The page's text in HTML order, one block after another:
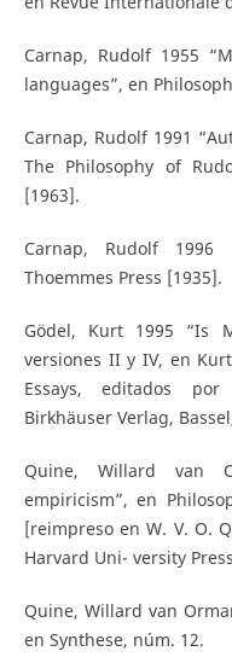
Carnap, Rudolf 1955
languages”, en
Carnap, Rudolf 1991
The Philosophy of
[1963].
Carnap, Rudolf 1996
Thoemmes Press [1935].
Gödel, Kurt 1995 “Is
versiones II y IV, en
Essays, editados por
Birkhäuser Verlag,
Quine, Willard van
empiricism”, en
[reimpreso en W. V. O.
Harvard Uni- versity
Quine, Willard van
en Synthese, núm. 12.